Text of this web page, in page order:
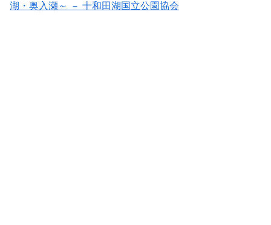
湖・奥入瀬～ － 十和田湖国立公園協会